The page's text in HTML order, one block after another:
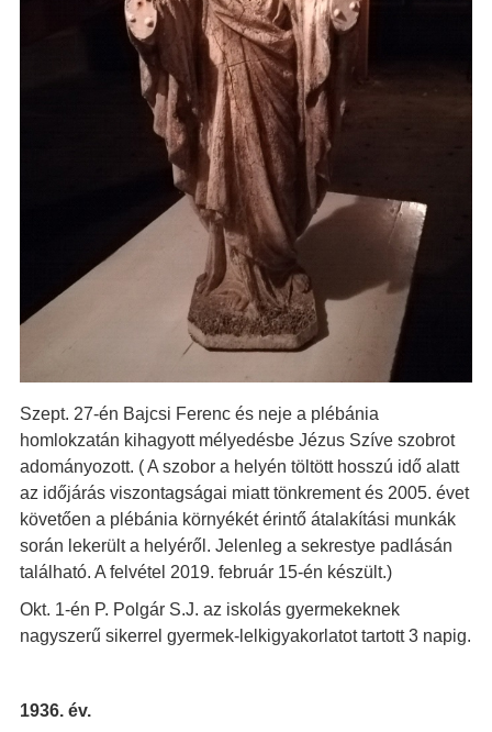
Szept. 27-én Bajcsi Ferenc és neje a plébánia
homlokzatán kihagyott mélyedésbe Jézus Szíve szobrot
adományozott. ( A szobor a helyén töltött hosszú idő alatt
az időjárás viszontagságai miatt tönkrement és 2005. évet
követően a plébánia környékét érintő átalakítási munkák
során lekerült a helyéről. Jelenleg a sekrestye padlásán
található. A felvétel 2019. február 15-én készült.)
Okt. 1-én P. Polgár S.J. az iskolás gyermekeknek
nagyszerű sikerrel gyermek-lelkigyakorlatot tartott 3 napig.
1936. év.